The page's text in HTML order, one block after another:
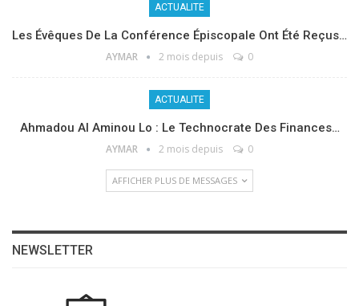
ACTUALITE
Les Évêques De La Conférence Épiscopale Ont Été Reçus…
AYMAR 2 mois depuis 0
ACTUALITE
Ahmadou Al Aminou Lo : Le Technocrate Des Finances…
AYMAR 2 mois depuis 0
AFFICHER PLUS DE MESSAGES
NEWSLETTER